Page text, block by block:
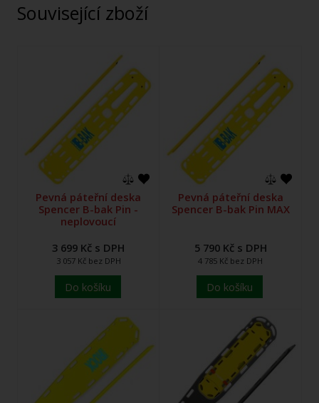
Související zboží
Pevná páteřní deska
Spencer B-bak Pin -
neplovoucí
3 699 Kč s DPH
3 057 Kč bez DPH
Do košíku
Pevná páteřní deska
Spencer B-bak Pin MAX
5 790 Kč s DPH
4 785 Kč bez DPH
Do košíku